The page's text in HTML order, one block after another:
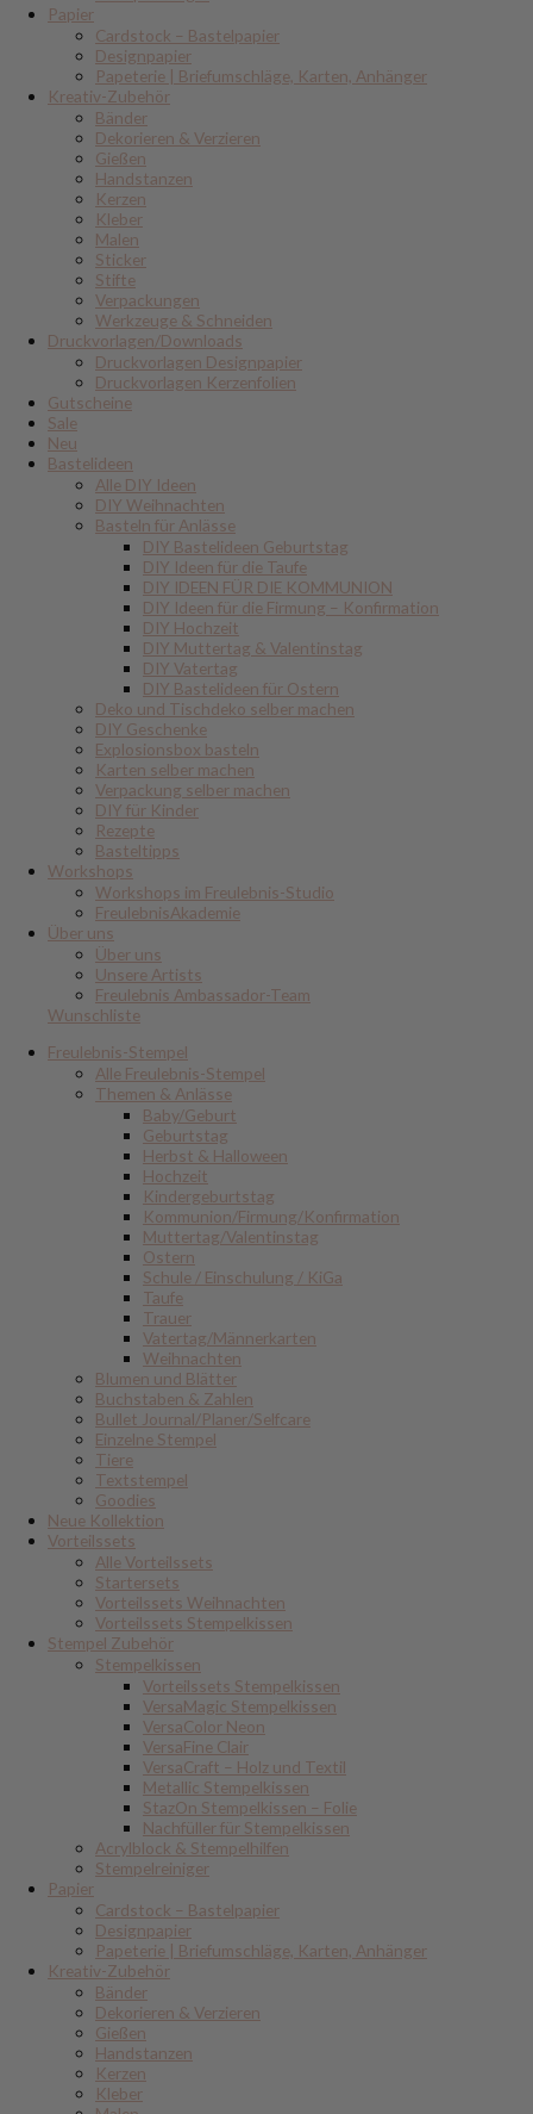
Papier
Cardstock – Bastelpapier
Designpapier
Papeterie | Briefumschläge, Karten, Anhänger
Kreativ-Zubehör
Bänder
Dekorieren & Verzieren
Gießen
Handstanzen
Kerzen
Kleber
Malen
Sticker
Stifte
Verpackungen
Werkzeuge & Schneiden
Druckvorlagen/Downloads
Druckvorlagen Designpapier
Druckvorlagen Kerzenfolien
Gutscheine
Sale
Neu
Bastelideen
Alle DIY Ideen
DIY Weihnachten
Basteln für Anlässe
DIY Bastelideen Geburtstag
DIY Ideen für die Taufe
DIY IDEEN FÜR DIE KOMMUNION
DIY Ideen für die Firmung – Konfirmation
DIY Hochzeit
DIY Muttertag & Valentinstag
DIY Vatertag
DIY Bastelideen für Ostern
Deko und Tischdeko selber machen
DIY Geschenke
Explosionsbox basteln
Karten selber machen
Verpackung selber machen
DIY für Kinder
Rezepte
Basteltipps
Workshops
Workshops im Freulebnis-Studio
FreulebnisAkademie
Über uns
Über uns
Unsere Artists
Freulebnis Ambassador-Team
Wunschliste
Freulebnis-Stempel
Alle Freulebnis-Stempel
Themen & Anlässe
Baby/Geburt
Geburtstag
Herbst & Halloween
Hochzeit
Kindergeburtstag
Kommunion/Firmung/Konfirmation
Muttertag/Valentinstag
Ostern
Schule / Einschulung / KiGa
Taufe
Trauer
Vatertag/Männerkarten
Weihnachten
Blumen und Blätter
Buchstaben & Zahlen
Bullet Journal/Planer/Selfcare
Einzelne Stempel
Tiere
Textstempel
Goodies
Neue Kollektion
Vorteilssets
Alle Vorteilssets
Startersets
Vorteilssets Weihnachten
Vorteilssets Stempelkissen
Stempel Zubehör
Stempelkissen
Vorteilssets Stempelkissen
VersaMagic Stempelkissen
VersaColor Neon
VersaFine Clair
VersaCraft – Holz und Textil
Metallic Stempelkissen
StazOn Stempelkissen – Folie
Nachfüller für Stempelkissen
Acrylblock & Stempelhilfen
Stempelreiniger
Papier
Cardstock – Bastelpapier
Designpapier
Papeterie | Briefumschläge, Karten, Anhänger
Kreativ-Zubehör
Bänder
Dekorieren & Verzieren
Gießen
Handstanzen
Kerzen
Kleber